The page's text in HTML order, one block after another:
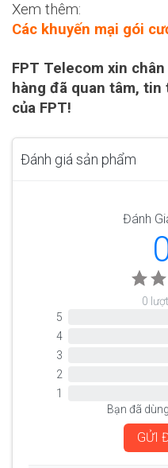
Xem thêm:
Các khuyến mại gói
FPT Telecom xin
hàng đã quan tâm,
của FPT!
Đánh giá sản phẩm
Đánh
0
5
4
3
2
1
Bạn đã
GỬI